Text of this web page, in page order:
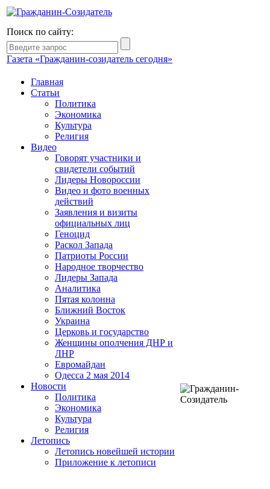
Поиск по сайту:
Газета «Гражданин-созидатель сегодня»
Главная
Статьи
Политика
Экономика
Культура
Религия
Видео
Говорят участники и
свидетели событий
Лидеры Новороссии
Видео и фото военных
действий
Заявления и визиты
официальных лиц
Геноцид
Раскол Запада
Патриоты России
Народное творчество
Лидеры Запада
Аналитика
Пятая колонна
Ближний Восток
Украина
Церковь и государство
Женщины ополчения ДНР и
ЛНР
Евромайдан
Одесса 2 мая 2014
Новости
Политика
Экономика
Культура
Религия
Летопись
Летопись новейшей истории
Приложение к летописи